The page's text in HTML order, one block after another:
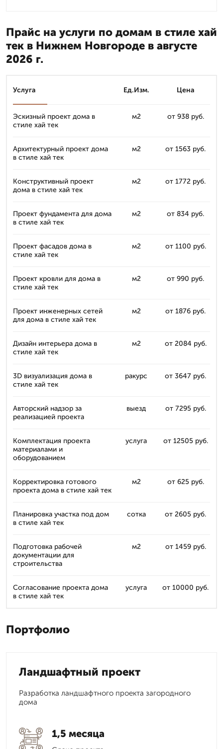
Прайс на услуги по домам в стиле хай
тек в Нижнем Новгороде в августе
2026 г.
Услуга Ед.Изм. Цена
Эскизный проект дома в
стиле хай тек
м2 от 938 руб.
Архитектурный проект дома
в стиле хай тек
м2 от 1563 руб.
Конструктивный проект
дома в стиле хай тек
м2 от 1772 руб.
Проект фундамента для дома
в стиле хай тек
м2 от 834 руб.
Проект фасадов дома в
стиле хай тек
м2 от 1100 руб.
Проект кровли для дома в
стиле хай тек
м2 от 990 руб.
Проект инженерных сетей
для дома в стиле хай тек
м2 от 1876 руб.
Дизайн интерьера дома в
стиле хай тек
м2 от 2084 руб.
3D визуализация дома в
стиле хай тек
ракурс от 3647 руб.
Авторский надзор за
реализацией проекта
выезд от 7295 руб.
Комплектация проекта
материалами и
оборудованием
услуга от 12505 руб.
Корректировка готового
проекта дома в стиле хай тек
м2 от 625 руб.
Планировка участка под дом
в стиле хай тек
сотка от 2605 руб.
Подготовка рабочей
документации для
строительства
м2 от 1459 руб.
Согласование проекта дома
в стиле хай тек
услуга от 10000 руб.
Портфолио
Ландшафтный проект
Разработка ландшафтного проекта загородного
дома
1,5 месяца